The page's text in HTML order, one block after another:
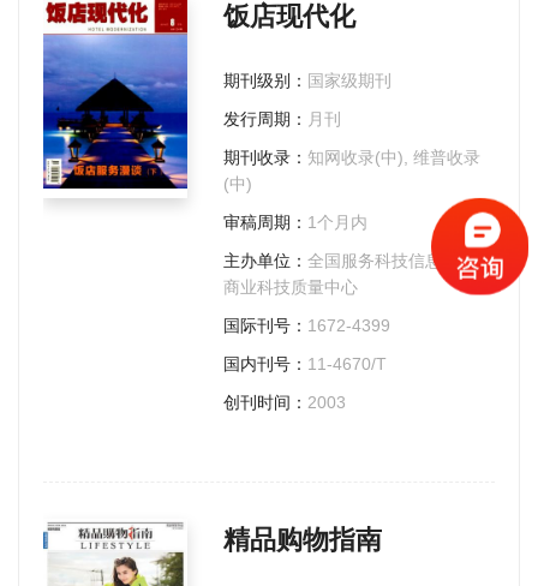
饭店现代化
期刊级别： 国家级期刊
发行周期： 月刊
期刊收录： 知网收录(中), 维普收录
(中)
审稿周期： 1个月内
主办单位： 全国服务科技信息中心;
商业科技质量中心
国际刊号： 1672-4399
国内刊号： 11-4670/T
创刊时间： 2003
精品购物指南